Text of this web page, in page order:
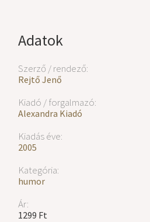
Adatok
Szerző / rendező:
Rejtő Jenő
Kiadó / forgalmazó:
Alexandra Kiadó
Kiadás éve:
2005
Kategória:
humor
Ár:
1299 Ft